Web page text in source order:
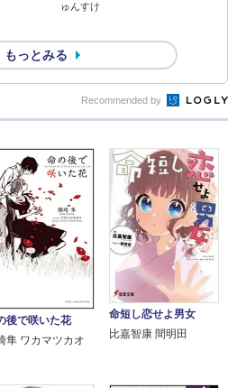
ゅんすけ
もっとみる
Recommended by
後で咲いた花
隼 ワカマツカオ
命短し恋せよ男女
比嘉智康 間明田